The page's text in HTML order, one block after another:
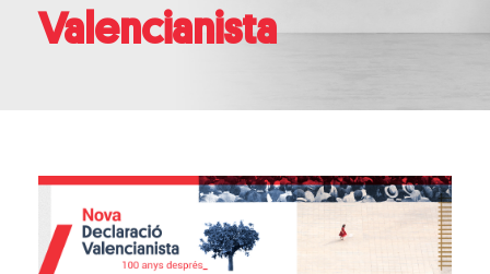
Valencianista